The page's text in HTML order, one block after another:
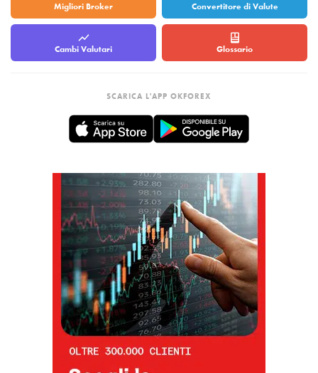
Migliori Broker Convertitore di Valute
Cambi Valutari Glossario
SCARICA L'APP OKFOREX